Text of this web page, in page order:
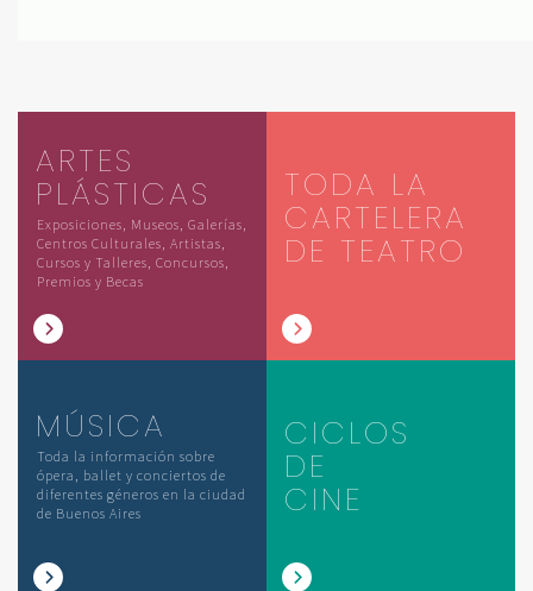
ARTES
PLÁSTICAS
Exposiciones, Museos, Galerías,
Centros Culturales, Artistas,
Cursos y Talleres, Concursos,
Premios y Becas
TODA LA
CARTELERA
DE TEATRO
MÚSICA
Toda la información sobre
ópera, ballet y conciertos de
diferentes géneros en la ciudad
de Buenos Aires
CICLOS
DE
CINE